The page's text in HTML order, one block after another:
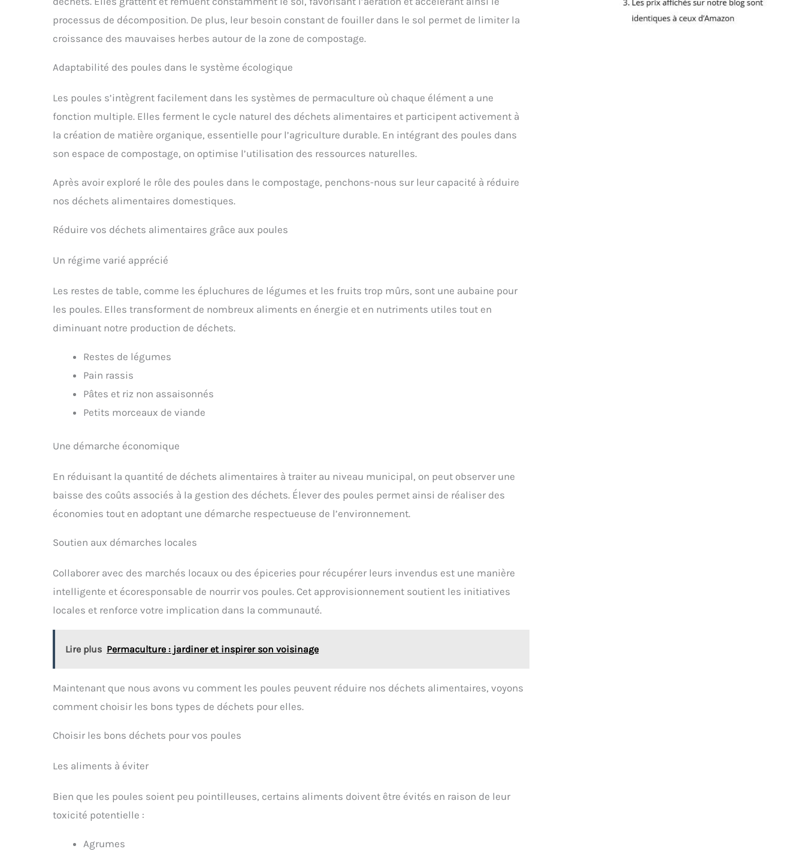
processus de décomposition. De plus, leur besoin constant de fouiller dans le sol permet de limiter la
croissance des mauvaises herbes autour de la zone de compostage.
Adaptabilité des poules dans le système écologique
Les poules s’intègrent facilement dans les systèmes de permaculture où chaque élément a une
fonction multiple. Elles ferment le cycle naturel des déchets alimentaires et participent activement à
la création de matière organique, essentielle pour l’agriculture durable. En intégrant des poules dans
son espace de compostage, on optimise l’utilisation des ressources naturelles.
Après avoir exploré le rôle des poules dans le compostage, penchons-nous sur leur capacité à réduire
nos déchets alimentaires domestiques.
Réduire vos déchets alimentaires grâce aux poules
Un régime varié apprécié
Les restes de table, comme les épluchures de légumes et les fruits trop mûrs, sont une aubaine pour
les poules. Elles transforment de nombreux aliments en énergie et en nutriments utiles tout en
diminuant notre production de déchets.
Restes de légumes
Pain rassis
Pâtes et riz non assaisonnés
Petits morceaux de viande
Une démarche économique
En réduisant la quantité de déchets alimentaires à traiter au niveau municipal, on peut observer une
baisse des coûts associés à la gestion des déchets. Élever des poules permet ainsi de réaliser des
économies tout en adoptant une démarche respectueuse de l’environnement.
Soutien aux démarches locales
Collaborer avec des marchés locaux ou des épiceries pour récupérer leurs invendus est une manière
intelligente et écoresponsable de nourrir vos poules. Cet approvisionnement soutient les initiatives
locales et renforce votre implication dans la communauté.
Lire plus Permaculture : jardiner et inspirer son voisinage
Maintenant que nous avons vu comment les poules peuvent réduire nos déchets alimentaires, voyons
comment choisir les bons types de déchets pour elles.
Choisir les bons déchets pour vos poules
Les aliments à éviter
Bien que les poules soient peu pointilleuses, certains aliments doivent être évités en raison de leur
toxicité potentielle :
Agrumes